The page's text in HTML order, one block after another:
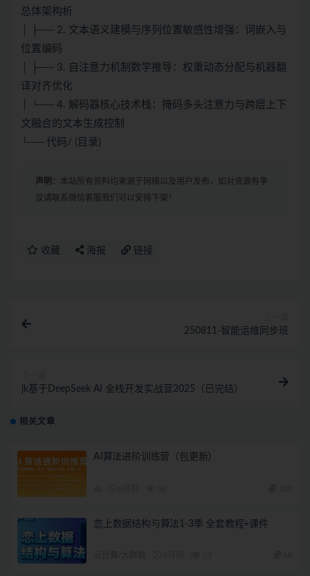
总体架构析
│ ├── 2. 文本语义建模与序列位置敏感性增强：词嵌入与
位置编码
│ ├── 3. 自注意力机制数学推导：权重动态分配与机器翻
译对齐优化
│ └── 4. 解码器核心技术栈：掩码多头注意力与跨层上下
文融合的文本生成控制
└── 代码/ (目录)
声明： 本站所有资料均来源于网络以及用户发布，如对资源有争
议请联系微信客服我们可以安排下架！
收藏 海报 链接
250811-智能运维同步班
jk基于DeepSeek AI 全栈开发实战营2025（已完结）
相关文章
AI算法进阶训练营（包更新）
恋上数据结构与算法1-3季 全套教程+课件